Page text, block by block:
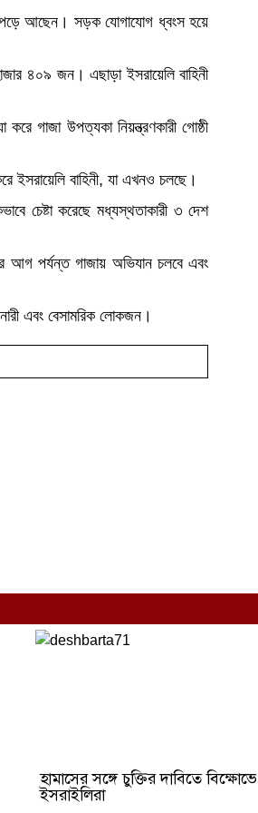
আছেন। সড়ক যোগাযোগ ধ্বংস হয়ে
৪০৯ জন। এছাড়া ইসরায়েলি বাহিনী
গাজা উপত্যকা নিয়ন্ত্রণকারী গোষ্ঠী
ইসরায়েলি বাহিনী, যা এখনও চলছে।
চেষ্টা করেছে মধ্যস্থতাকারী ৩ দেশ
আগ পর্যন্ত গাজায় অভিযান চলবে এবং
এবং বেসামরিক লোকজন।
হামাসের সঙ্গে চুক্তির দাবিতে বিক্ষোভে
ইসরাইলিরা